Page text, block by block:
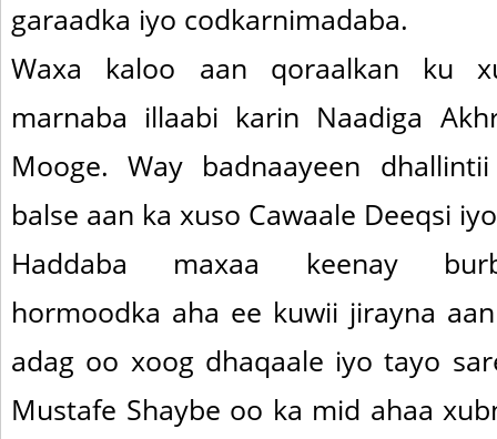
garaadka iyo codkarnimadaba.
Waxa kaloo aan qoraalkan ku
marnaba illaabi karin Naadiga
Mooge. Way badnaayeen
balse aan ka xuso Cawaale Deeqsi
Haddaba maxaa keenay
hormoodka aha ee kuwii jirayna
adag oo xoog dhaqaale iyo tayo
Mustafe Shaybe oo ka mid ahaa